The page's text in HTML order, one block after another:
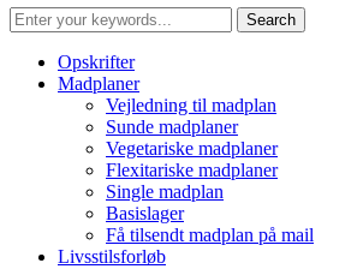
Opskrifter
Madplaner
Vejledning til madplan
Sunde madplaner
Vegetariske madplaner
Flexitariske madplaner
Single madplan
Basislager
Få tilsendt madplan på mail
Livsstilsforløb